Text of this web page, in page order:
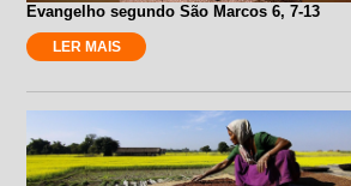
Evangelho segundo São Marcos 6, 7-13
LER MAIS